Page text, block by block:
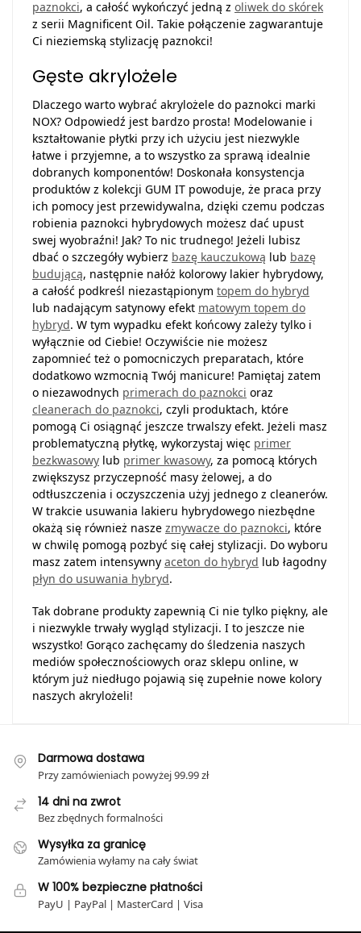
paznokci, a całość wykończyć jedną z oliwek do skórek
z serii Magnificent Oil. Takie połączenie zagwarantuje
Ci nieziemską stylizację paznokci!
Gęste akrylożele
Dlaczego warto wybrać akrylożele do paznokci marki
NOX? Odpowiedź jest bardzo prosta! Modelowanie i
kształtowanie płytki przy ich użyciu jest niezwykle
łatwe i przyjemne, a to wszystko za sprawą idealnie
dobranych komponentów! Doskonała konsystencja
produktów z kolekcji GUM IT powoduje, że praca przy
ich pomocy jest przewidywalna, dzięki czemu podczas
robienia paznokci hybrydowych możesz dać upust
swej wyobraźni! Jak? To nic trudnego! Jeżeli lubisz
dbać o szczegóły wybierz bazę kauczukową lub bazę
budującą, następnie nałóż kolorowy lakier hybrydowy,
a całość podkreśl niezastąpionym topem do hybryd
lub nadającym satynowy efekt matowym topem do
hybryd. W tym wypadku efekt końcowy zależy tylko i
wyłącznie od Ciebie! Oczywiście nie możesz
zapomnieć też o pomocniczych preparatach, które
dodatkowo wzmocnią Twój manicure! Pamiętaj zatem
o niezawodnych primerach do paznokci oraz
cleanerach do paznokci, czyli produktach, które
pomogą Ci osiągnąć jeszcze trwalszy efekt. Jeżeli masz
problematyczną płytkę, wykorzystaj więc primer
bezkwasowy lub primer kwasowy, za pomocą których
zwiększysz przyczepność masy żelowej, a do
odtłuszczenia i oczyszczenia użyj jednego z cleanerów.
W trakcie usuwania lakieru hybrydowego niezbędne
okażą się również nasze zmywacze do paznokci, które
w chwilę pomogą pozbyć się całej stylizacji. Do wyboru
masz zatem intensywny aceton do hybryd lub łagodny
płyn do usuwania hybryd.
Tak dobrane produkty zapewnią Ci nie tylko piękny, ale
i niezwykle trwały wygląd stylizacji. I to jeszcze nie
wszystko! Gorąco zachęcamy do śledzenia naszych
mediów społecznościowych oraz sklepu online, w
którym już niedługo pojawią się zupełnie nowe kolory
naszych akrylożeli!
Darmowa dostawa
Przy zamówieniach powyżej 99.99 zł
14 dni na zwrot
Bez zbędnych formalności
Wysyłka za granicę
Zamówienia wyłamy na cały świat
W 100% bezpieczne płatności
PayU | PayPal | MasterCard | Visa